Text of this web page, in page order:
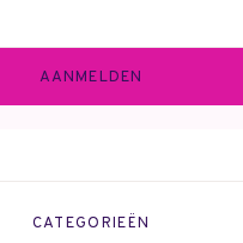
CATEGORIEËN